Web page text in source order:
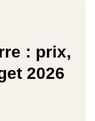
: prix,
2026